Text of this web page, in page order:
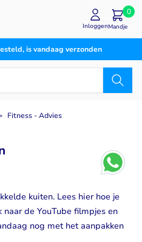
is vandaag verzonden
InloggenMandje
0
Fitness - Advies
kuiten. Lees hier hoe je
de YouTube filmpjes en
nog met het aanpakken